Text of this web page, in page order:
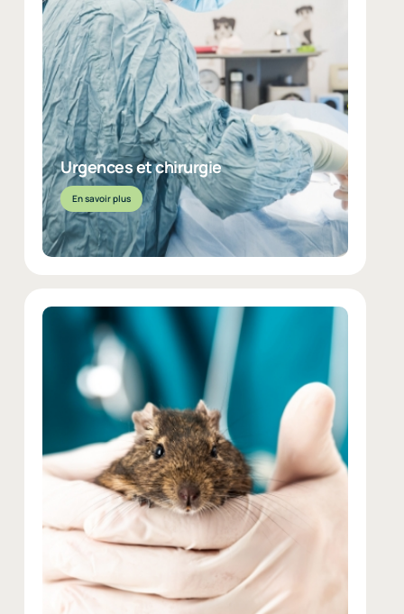
Urgences et chirurgie
En savoir plus
Nous intervenons rapidement en cas d’urgence et
réalisons des chirurgies générales et spécialisées,
incluant des interventions au laser pour un meilleur
confort post-opératoire. Plusieurs cliniques nous réfèrent
leurs cas chirurgicaux complexes.
EN SAVOIR PLUS
Médecine préventive et suivis de
Consultations de routine, bilans de santé, vaccination,
dépistages… Nos services préventifs sont pensés pour
assurer une longue vie en santé à votre compagnon.